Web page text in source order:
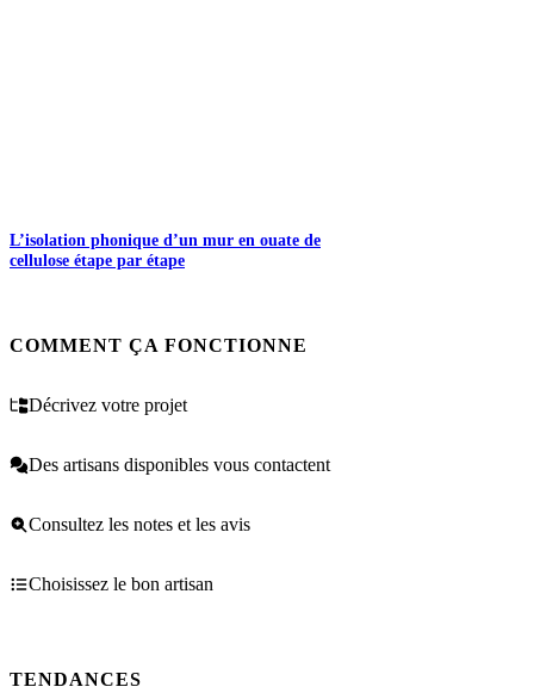
L’isolation phonique d’un mur en ouate de
cellulose étape par étape
COMMENT ÇA FONCTIONNE
Décrivez votre projet
Des artisans disponibles vous contactent
Consultez les notes et les avis
Choisissez le bon artisan
TENDANCES